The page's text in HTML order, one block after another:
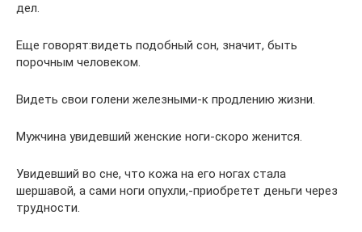
дел.
Еще говорят:видеть подобный сон, значит, быть
порочным человеком.
Видеть свои голени железными-к продлению жизни.
Мужчина увидевший женские ноги-скоро женится.
Увидевший во сне, что кожа на его ногах стала
шершавой, а сами ноги опухли,-приобретет деньги через
трудности.